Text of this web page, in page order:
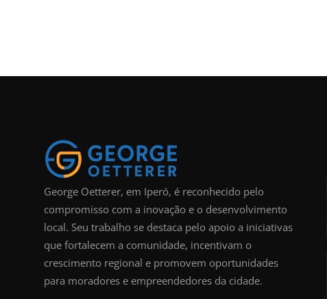
George Oetterer, em Iperó, é reconhecido pelo
compromisso com a inovação e o desenvolvimento
local. Seu trabalho se destaca pelo apoio a iniciativas
que fortalecem a comunidade, incentivam o
crescimento regional e promovem oportunidades
para moradores e empreendedores da cidade.